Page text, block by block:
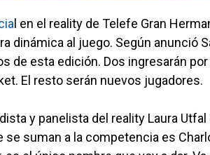
l en el reality de Telefe Gran
dinámica al juego. Según anunció
de esta edición. Dos ingresarán
El resto serán nuevos jugadores.
y panelista del reality Laura
se suman a la competencia es